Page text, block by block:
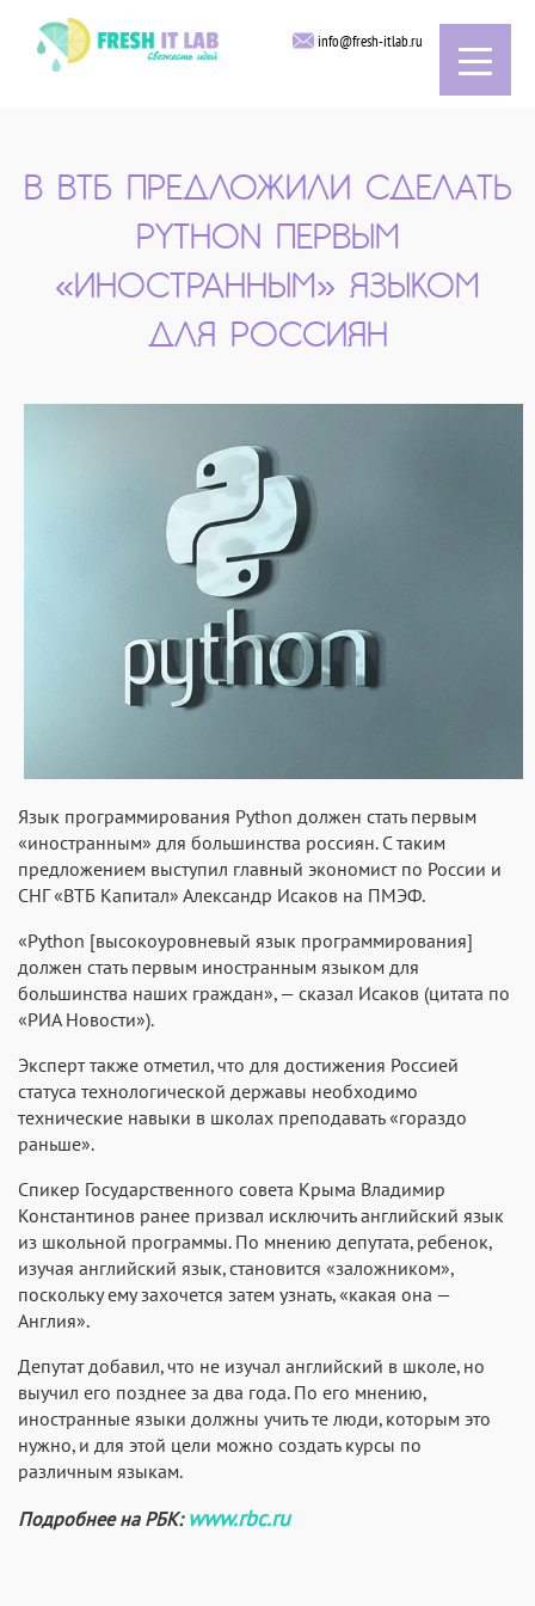
info@fresh-itlab.ru
В ВТБ ПРЕДЛОЖИЛИ СДЕЛАТЬ
PYTHON ПЕРВЫМ
«ИНОСТРАННЫМ» ЯЗЫКОМ
ДЛЯ РОССИЯН
Язык программирования Python должен стать первым
«иностранным» для большинства россиян. С таким
предложением выступил главный экономист по России и
СНГ «ВТБ Капитал» Александр Исаков на ПМЭФ.
«Python [высокоуровневый язык программирования]
должен стать первым иностранным языком для
большинства наших граждан», — сказал Исаков (цитата по
«РИА Новости»).
Эксперт также отметил, что для достижения Россией
статуса технологической державы необходимо
технические навыки в школах преподавать «гораздо
раньше».
Спикер Государственного совета Крыма Владимир
Константинов ранее призвал исключить английский язык
из школьной программы. По мнению депутата, ребенок,
изучая английский язык, становится «заложником»,
поскольку ему захочется затем узнать, «какая она —
Англия».
Депутат добавил, что не изучал английский в школе, но
выучил его позднее за два года. По его мнению,
иностранные языки должны учить те люди, которым это
нужно, и для этой цели можно создать курсы по
различным языкам.
Подробнее на РБК: www.rbc.ru